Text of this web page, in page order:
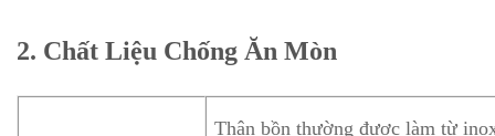
2. Chất Liệu Chống Ăn Mòn
Thân bồn thường được làm từ